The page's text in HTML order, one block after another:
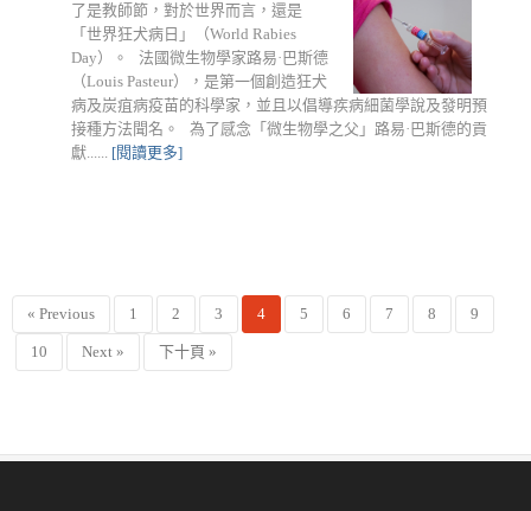
了是教師節，對於世界而言，還是
「世界狂犬病日」（World Rabies
Day）。 法國微生物學家路易·巴斯德
（Louis Pasteur），是第一個創造狂犬
病及炭疽病疫苗的科學家，並且以倡導疾病細菌學說及發明預
接種方法聞名。 為了感念「微生物學之父」路易·巴斯德的貢
獻...... [閱讀更多]
« Previous 1 2 3 4 5 6 7 8 9
10 Next » 下十頁 »